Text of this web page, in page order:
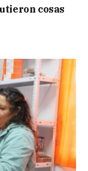
cosas